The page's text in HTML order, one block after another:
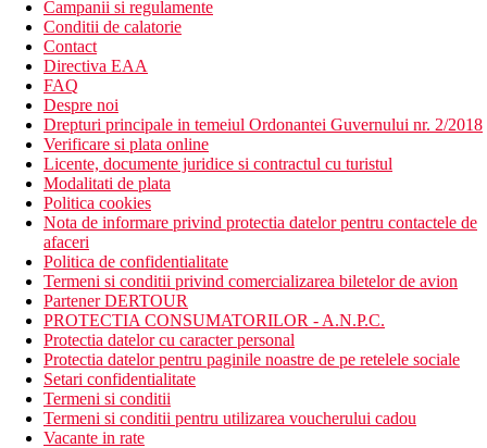
Mese
All Inclusive
Mic dejun, pranz si cina tip bufet.
Pe parcursul zilei: gustari usoare, cafea, ceai, produse de
patiserie dulci si inghetata.
Restaurant à la carte (specific mediteranean, egiptean) - 1
data pe sejur gratuit, cu rezervare obligatorie.
Bauturi alcoolice si non-alcoolice (10:00–24:00).
Ultra All Inclusive
Restaurant à la carte (specific mediteranean, egiptean) -
pranz si cina gratuite, cu rezervare obligatorie.
Minibar - bere, sucuri, alune, chipsuri etc.
5 vouchere pentru fresh juice, cocktail sau milkshake per
persoana per sejur.
1 sticla de vin pe zi in camera.
Plaja
plaja lunga cu nisip
acces in mare prin ponton (pentru inotatori)
Campanii si regulamente
Conditii de calatorie
Contact
Directiva EAA
FAQ
Despre noi
Drepturi principale in temeiul Ordonantei Guvernului nr. 2/2018
Verificare si plata online
Licente, documente juridice si contractul cu turistul
Modalitati de plata
Politica cookies
Nota de informare privind protectia datelor pentru contactele de
afaceri
Politica de confidentialitate
Termeni si conditii privind comercializarea biletelor de avion
Partener DERTOUR
PROTECTIA CONSUMATORILOR - A.N.P.C.
Protectia datelor cu caracter personal
Protectia datelor pentru paginile noastre de pe retelele sociale
Setari confidentialitate
Termeni si conditii
Termeni si conditii pentru utilizarea voucherului cadou
Vacante in rate